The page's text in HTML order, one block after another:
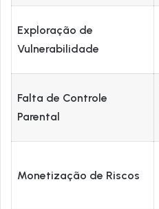
Exploração de
Vulnerabilidade
Falta de Controle
Parental
Monetização de Riscos